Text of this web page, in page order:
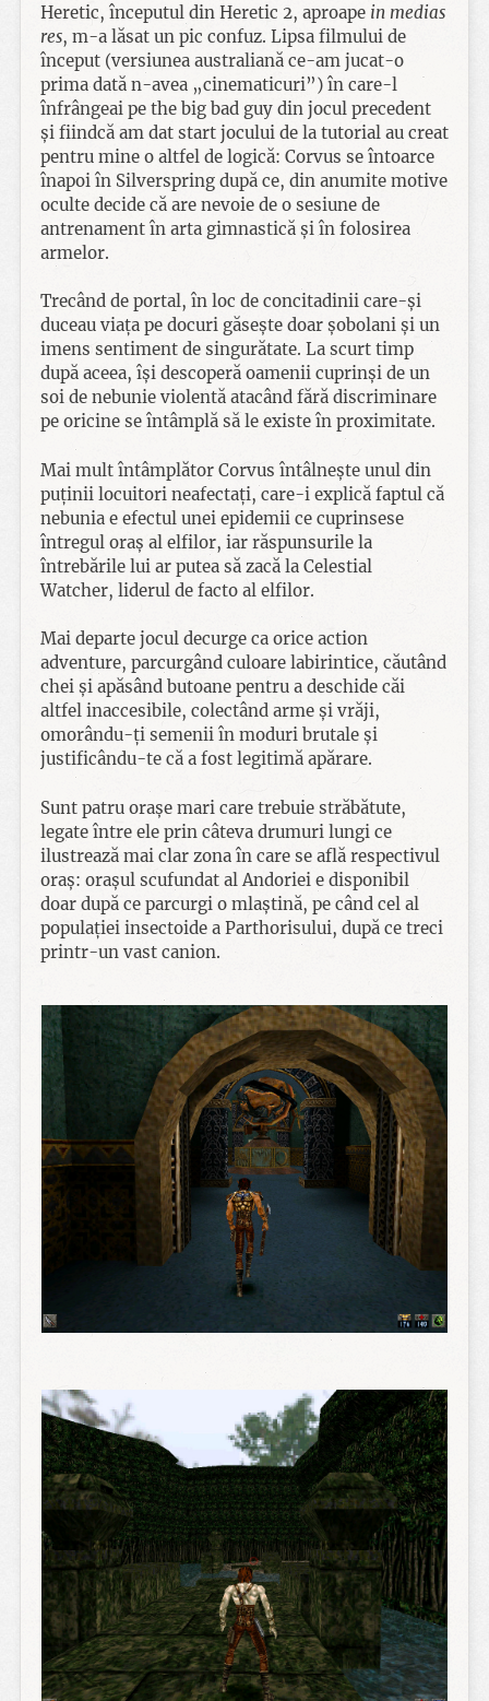
Heretic, începutul din Heretic 2, aproape in medias
res, m-a lăsat un pic confuz. Lipsa filmului de
început (versiunea australiană ce-am jucat-o
prima dată n-avea „cinematicuri”) în care-l
înfrângeai pe the big bad guy din jocul precedent
și fiindcă am dat start jocului de la tutorial au creat
pentru mine o altfel de logică: Corvus se întoarce
înapoi în Silverspring după ce, din anumite motive
oculte decide că are nevoie de o sesiune de
antrenament în arta gimnastică și în folosirea
armelor.
Trecând de portal, în loc de concitadinii care-și
duceau viața pe docuri găsește doar șobolani și un
imens sentiment de singurătate. La scurt timp
după aceea, își descoperă oamenii cuprinși de un
soi de nebunie violentă atacând fără discriminare
pe oricine se întâmplă să le existe în proximitate.
Mai mult întâmplător Corvus întâlnește unul din
puținii locuitori neafectați, care-i explică faptul că
nebunia e efectul unei epidemii ce cuprinsese
întregul oraș al elfilor, iar răspunsurile la
întrebările lui ar putea să zacă la Celestial
Watcher, liderul de facto al elfilor.
Mai departe jocul decurge ca orice action
adventure, parcurgând culoare labirintice, căutând
chei și apăsând butoane pentru a deschide căi
altfel inaccesibile, colectând arme și vrăji,
omorându-ți semenii în moduri brutale și
justificându-te că a fost legitimă apărare.
Sunt patru orașe mari care trebuie străbătute,
legate între ele prin câteva drumuri lungi ce
ilustrează mai clar zona în care se află respectivul
oraș: orașul scufundat al Andoriei e disponibil
doar după ce parcurgi o mlaștină, pe când cel al
populației insectoide a Parthorisului, după ce treci
printr-un vast canion.